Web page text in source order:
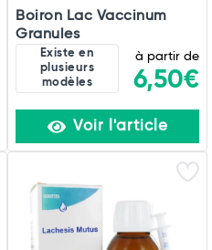
Boiron Lac Vaccinum
Granules
Existe en
plusieurs
modèles
à partir de
6,50€
Voir l'article